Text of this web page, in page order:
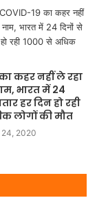
कहर नहीं ले रहा
भारत में 24
हर दिन हो रही
लोगों की मौत
24, 2020